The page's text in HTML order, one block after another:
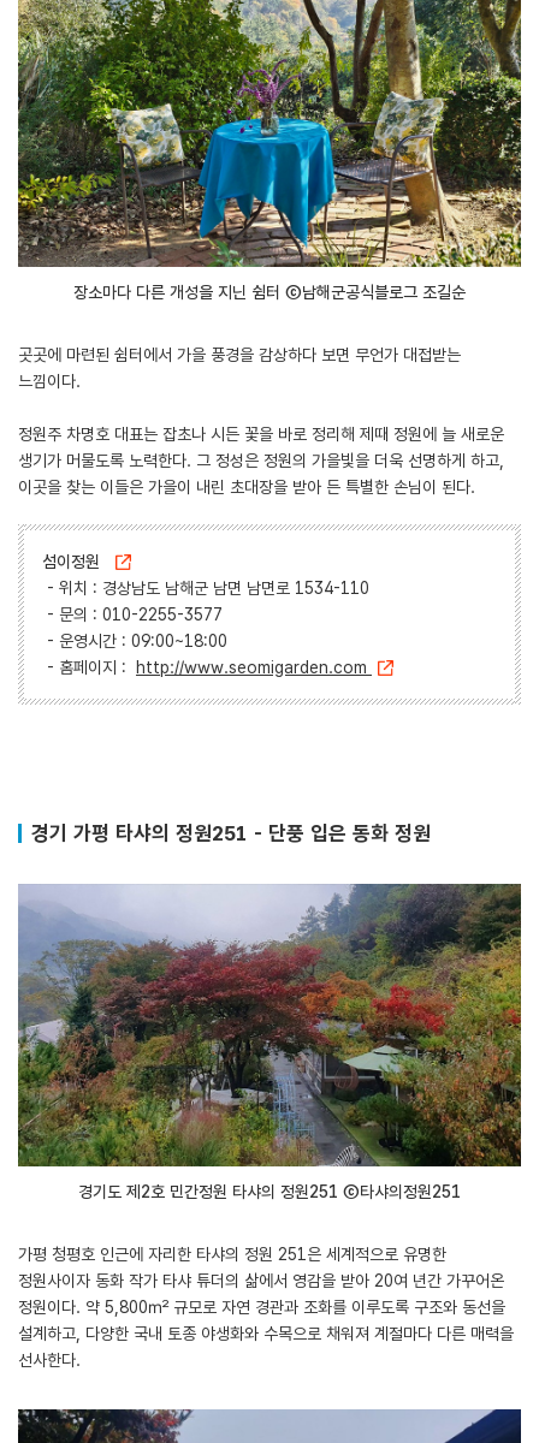
장소마다 다른 개성을 지닌 쉼터 ⓒ남해군공식블로그 조길순
곳곳에 마련된 쉼터에서 가을 풍경을 감상하다 보면 무언가 대접받는
느낌이다.
정원주 차명호 대표는 잡초나 시든 꽃을 바로 정리해 제때 정원에 늘 새로운
생기가 머물도록 노력한다. 그 정성은 정원의 가을빛을 더욱 선명하게 하고,
이곳을 찾는 이들은 가을이 내린 초대장을 받아 든 특별한 손님이 된다.
섬이정원
- 위치 : 경상남도 남해군 남면 남면로 1534-110
- 문의 : 010-2255-3577
- 운영시간 : 09:00~18:00
- 홈페이지 : http://www.seomigarden.com
경기 가평 타샤의 정원251 - 단풍 입은 동화 정원
경기도 제2호 민간정원 타샤의 정원251 ⓒ타샤의정원251
가평 청평호 인근에 자리한 타샤의 정원 251은 세계적으로 유명한
정원사이자 동화 작가 타샤 튜더의 삶에서 영감을 받아 20여 년간 가꾸어온
정원이다. 약 5,800㎡ 규모로 자연 경관과 조화를 이루도록 구조와 동선을
설계하고, 다양한 국내 토종 야생화와 수목으로 채워져 계절마다 다른 매력을
선사한다.